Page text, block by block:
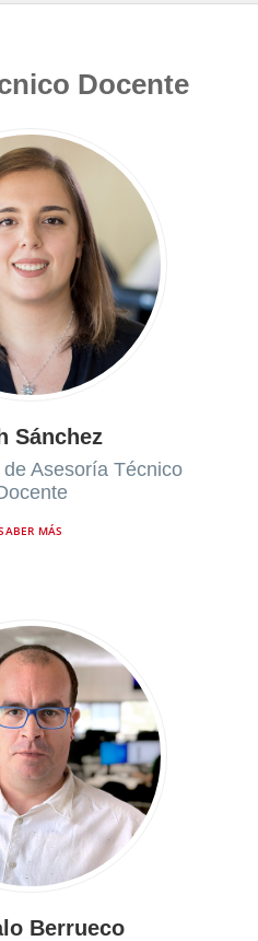
Docente
Sánchez
Asesoría Técnico
MÁS
Berrueco